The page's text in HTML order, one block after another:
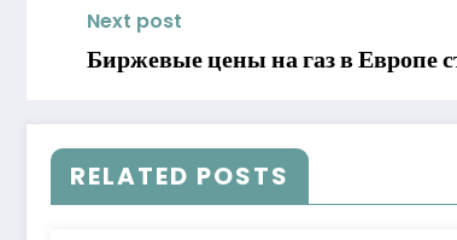
Next post
Биржевые цены на газ в Европе
RELATED POSTS